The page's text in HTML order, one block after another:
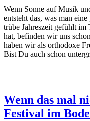
Wenn Sonne auf Musik
entsteht das, was man
trübe Jahreszeit gefühlt im
hat, befinden wir uns
haben wir als orthodoxe
Bist Du auch schon
Wenn das mal
Festival im